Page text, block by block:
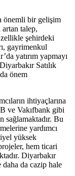
önemli bir gelişim
talep,
şehirdeki
gayrimenkul
yatırım yapmayı
Satılık
önem
ihtiyaçlarına
ve Vakıfbank gibi
sağlamaktadır. Bu
yardımcı
yüksek
hem ticari
Diyarbakır
daha da cazip hale